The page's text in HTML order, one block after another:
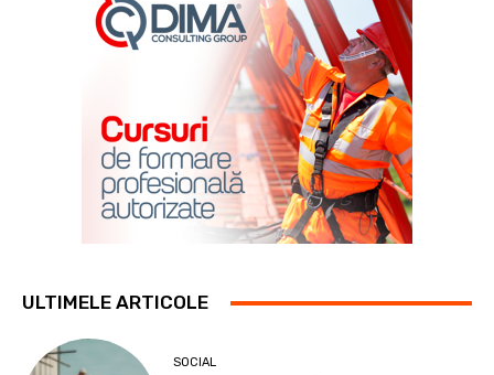
ULTIMELE ARTICOLE
SOCIAL